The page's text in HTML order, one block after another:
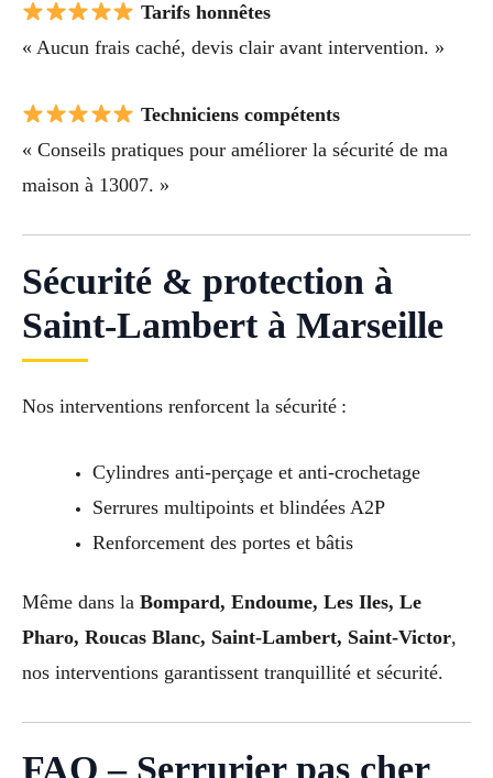
Tarifs honnêtes
« Aucun frais caché, devis clair avant intervention. »
Techniciens compétents
« Conseils pratiques pour améliorer la sécurité de ma
maison à 13007. »
Sécurité & protection à
Saint-Lambert à Marseille
Nos interventions renforcent la sécurité :
Cylindres anti-perçage et anti-crochetage
Serrures multipoints et blindées A2P
Renforcement des portes et bâtis
Même dans la Bompard, Endoume, Les Iles, Le
Pharo, Roucas Blanc, Saint-Lambert, Saint-Victor,
nos interventions garantissent tranquillité et sécurité.
FAQ – Serrurier pas cher